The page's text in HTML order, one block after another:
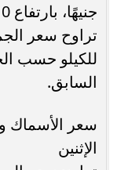
جنيهًا، بارتفاع 10 جنيهات عن سعره السابق.
السابق.
سعر الأسماك
الإثنين